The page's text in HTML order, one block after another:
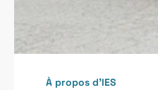
À propos d’IES